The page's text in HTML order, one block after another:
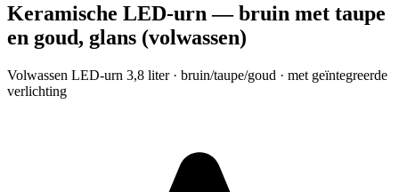
Keramische LED-urn — bruin met taupe
en goud, glans (volwassen)
Volwassen LED-urn 3,8 liter · bruin/taupe/goud · met geïntegreerde
verlichting